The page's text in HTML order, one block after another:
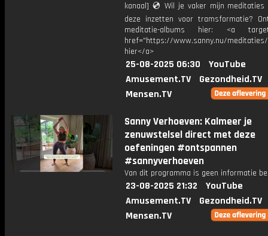
kanaal] 💿 Wil je vaker mijn meditaties
deze inzetten voor tramsformatie?
meditatie-albums hier: <a
href="https://www.sanny.nu/
hier</a>
25-08-2025 06:30
YouTube
Amusement.TV
Gezondheid.TV
Mensen.TV
Sanny Verhoeven: Kalmeer je
zenuwstelsel direct met deze
oefeningen #ontspannen
#sannyverhoeven
Van dit programma is geen informatie
23-08-2025 21:32
YouTube
Amusement.TV
Gezondheid.TV
Mensen.TV